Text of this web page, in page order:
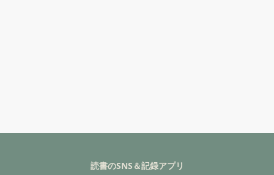
読書のSNS＆記録アプリ